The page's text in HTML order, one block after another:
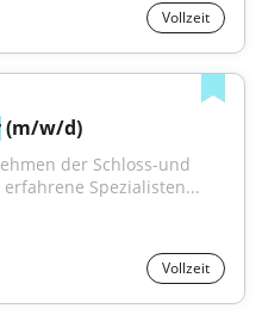
Vollzeit
(m/w/d)
der Schloss-und
Spezialisten...
Vollzeit